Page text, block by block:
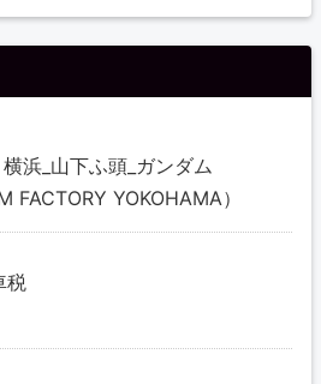
横浜_山下ふ頭_ガンダム
FACTORY YOKOHAMA）
税